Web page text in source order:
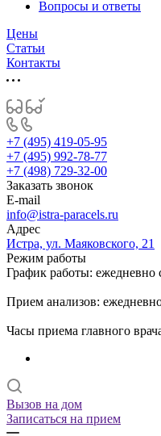
Вопросы и ответы
Цены
Статьи
Контакты
+7 (495) 419-05-95
+7 (495) 992-78-77
+7 (498) 729-32-00
Заказать звонок
E-mail
info@istra-paracels.ru
Адрес
Истра, ул. Маяковского, 21
Режим работы
График работы: ежедневно
Прием анализов:
Часы приема главного
Вызов на дом
Записаться на прием